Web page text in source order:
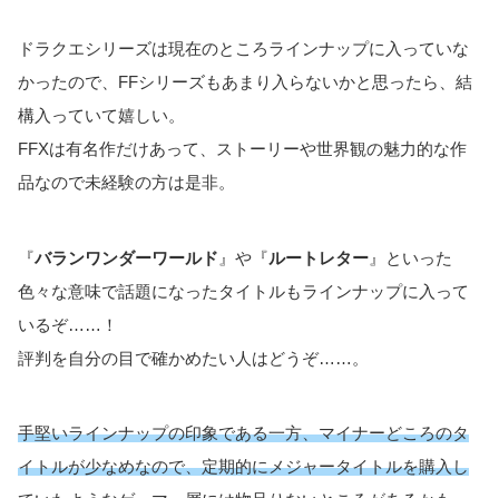
ドラクエシリーズは現在のところラインナップに入っていな
かったので、FFシリーズもあまり入らないかと思ったら、結
構入っていて嬉しい。
FFXは有名作だけあって、ストーリーや世界観の魅力的な作
品なので未経験の方は是非。
『バランワンダーワールド 』や『ルートレター 』といった
色々な意味で話題になったタイトルもラインナップに入って
いるぞ……！
評判を自分の目で確かめたい人はどうぞ……。
手堅いラインナップの印象である一方、マイナーどころのタ
イトルが少なめなので、定期的にメジャータイトルを購入し